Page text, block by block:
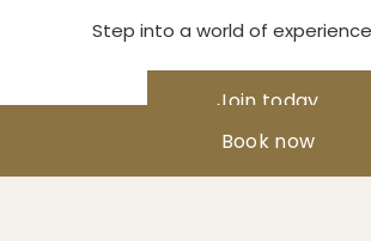
Step into a world of experience
Join today
Book now